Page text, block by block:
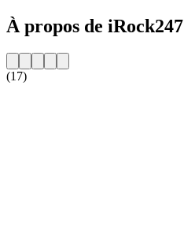
À propos de iRock247
(17)